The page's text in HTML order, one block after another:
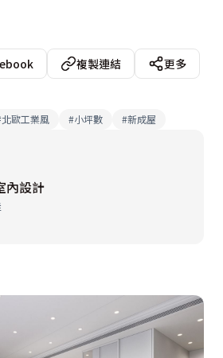
較大，陳永祥、李雨蓁設計師以木
藉由材質的穿透特性，達到放大空
廳、臥室與書房的完整格局；而除
單人床彈性使用，搭配設計師精選
，再透過色調與材質的細膩勾勒，
風的空間展演，讓一種房型擁有兩
二種房型以單間為主要規劃，較小
機能與風格演繹的需求，因此，陳
合衣物、鞋履的收納，利用整合手
複製連結
更多
北歐工業風 #小坪數 #新成屋
內設計